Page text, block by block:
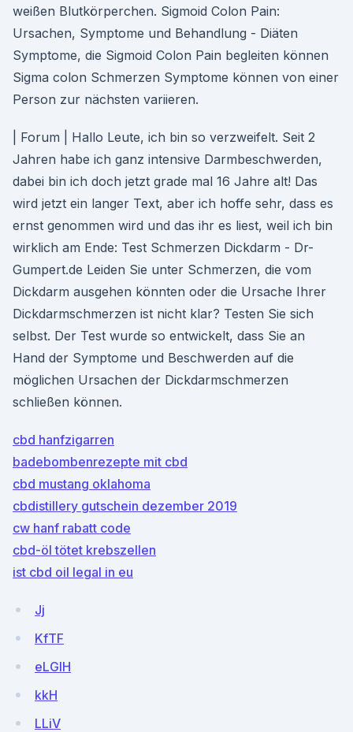
weißen Blutkörperchen. Sigmoid Colon Pain:
Ursachen, Symptome und Behandlung - Diäten
Symptome, die Sigmoid Colon Pain begleiten können
Sigma colon Schmerzen Symptome können von einer
Person zur nächsten variieren.
| Forum | Hallo Leute, ich bin so verzweifelt. Seit 2
Jahren habe ich ganz intensive Darmbeschwerden,
dabei bin ich doch jetzt grade mal 16 Jahre alt! Das
wird jetzt ein langer Text, aber ich hoffe sehr, dass es
ernst genommen wird und das ihr es liest, weil ich bin
wirklich am Ende: Test Schmerzen Dickdarm - Dr-
Gumpert.de Leiden Sie unter Schmerzen, die vom
Dickdarm ausgehen könnten oder die Ursache Ihrer
Dickdarmschmerzen ist nicht klar? Testen Sie sich
selbst. Der Test wurde so entwickelt, dass Sie an
Hand der Symptome und Beschwerden auf die
möglichen Ursachen der Dickdarmschmerzen
schließen können.
cbd hanfzigarren
badebombenrezepte mit cbd
cbd mustang oklahoma
cbdistillery gutschein dezember 2019
cw hanf rabatt code
cbd-öl tötet krebszellen
ist cbd oil legal in eu
Jj
KfTF
eLGlH
kkH
LLiV